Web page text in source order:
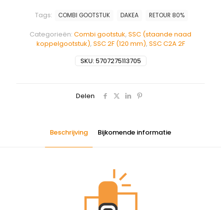
SKU: 5707275113705
Categorieën: Combi gootstuk, SSC (staande naad
koppelgootstuk), SSC 2F (120 mm), SSC C2A 2F
Tags: COMBI GOOTSTUK DAKEA RETOUR 80%
Delen
Beschrijving Bijkomende informatie